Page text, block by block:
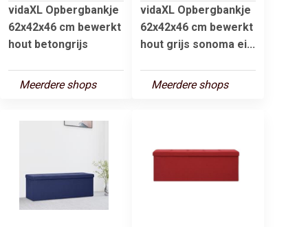
vidaXL Opbergbankje
62x42x46 cm bewerkt
hout betongrijs
Meerdere shops
vidaXL Opbergbankje
62x42x46 cm bewerkt
hout grijs sonoma ei...
Meerdere shops